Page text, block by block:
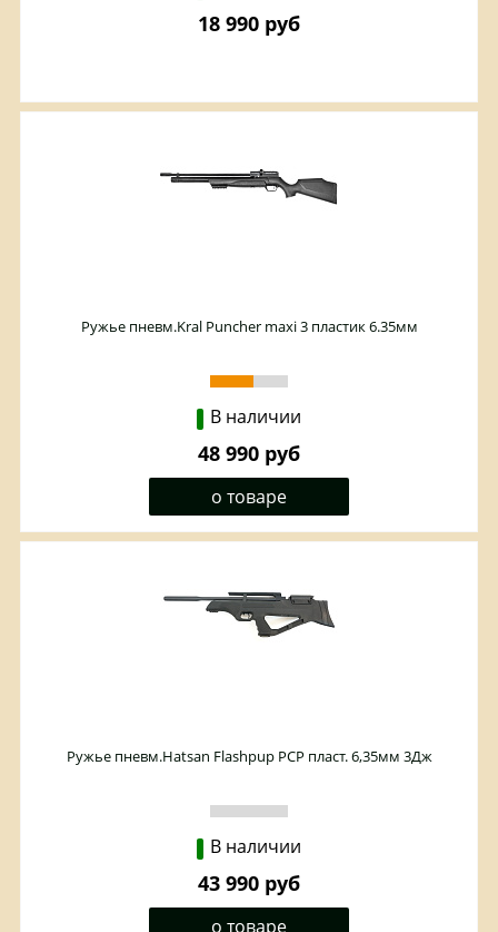
18 990 руб
Ружье пневм.Kral Puncher maxi 3 пластик 6.35мм
В наличии
48 990 руб
о товаре
Ружье пневм.Hatsan Flashpup PCP пласт. 6,35мм 3Дж
В наличии
43 990 руб
о товаре